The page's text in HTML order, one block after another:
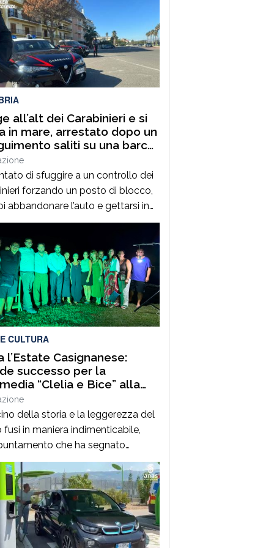
all’alt dei Carabinieri e si
in mare, arrestato dopo un
saliti su una barca
di sfuggire a un controllo dei
forzando un posto di blocco,
abbandonare l’auto e gettarsi in
Un uomo di 36 anni, pregiudicato e
alla sorveglianza speciale
di dimora a Cosenza, è stato
in flagranza dai militari a San
sul litorale tirrenico cosentino.
quanto […]
CULTURA
l’Estate Casignanese:
successo per la
“Clelia e Bice” alla
della storia e la leggerezza del
fusi in maniera indimenticabile,
che ha segnato
il via all’Estate Casignanese.
5 Agosto, la suggestiva
della Villa Romana di Casignana
la commedia “Clelia e Bice”,
scritta e diretta da Maria Pia
ad ingresso gratuito,